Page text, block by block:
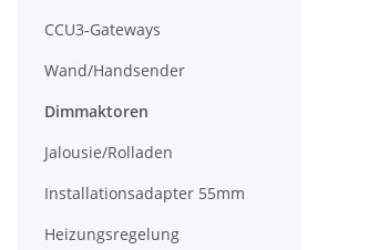
CCU3-Gateways
Wand/Handsender
Dimmaktoren
Jalousie/Rolladen
Installationsadapter 55mm
Heizungsregelung